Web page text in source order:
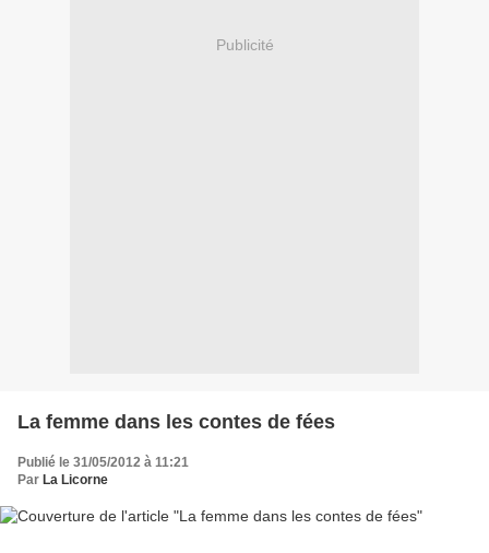
Publicité
La femme dans les contes de fées
Publié le 31/05/2012 à 11:21
Par La Licorne